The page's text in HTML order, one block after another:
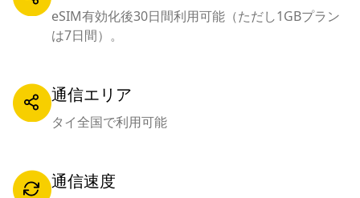
eSIM有効化後30日間利用可能（ただし1GBプラン
は7日間）。
通信エリア
タイ全国で利用可能
通信速度